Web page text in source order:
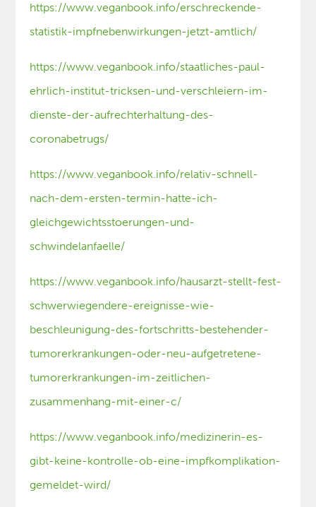
https://www.veganbook.info/erschreckende-
statistik-impfnebenwirkungen-jetzt-amtlich/
https://www.veganbook.info/staatliches-paul-
ehrlich-institut-tricksen-und-verschleiern-im-
dienste-der-aufrechterhaltung-des-
coronabetrugs/
https://www.veganbook.info/relativ-schnell-
nach-dem-ersten-termin-hatte-ich-
gleichgewichtsstoerungen-und-
schwindelanfaelle/
https://www.veganbook.info/hausarzt-stellt-fest-
schwerwiegendere-ereignisse-wie-
beschleunigung-des-fortschritts-bestehender-
tumorerkrankungen-oder-neu-aufgetretene-
tumorerkrankungen-im-zeitlichen-
zusammenhang-mit-einer-c/
https://www.veganbook.info/medizinerin-es-
gibt-keine-kontrolle-ob-eine-impfkomplikation-
gemeldet-wird/